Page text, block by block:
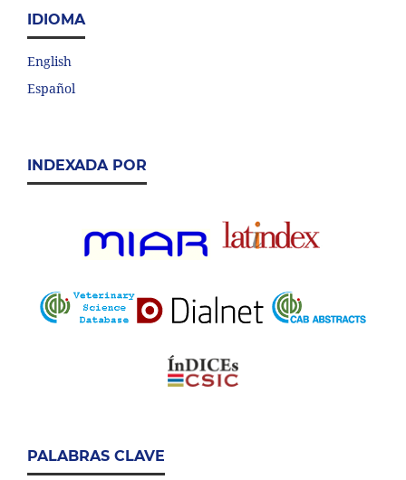
IDIOMA
English
Español
INDEXADA POR
PALABRAS CLAVE